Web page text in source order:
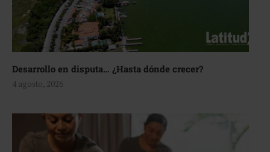
Desarrollo en disputa… ¿Hasta dónde crecer?
4 agosto, 2026